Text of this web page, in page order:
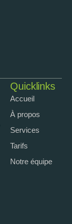
Quicklinks
Accueil
À propos
Services
Tarifs
Notre équipe